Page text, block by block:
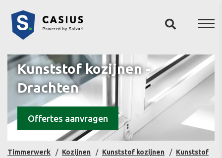
Kunststof kozijnen -
Drachten
Offertes aanvragen
Timmerwerk Kozijnen Kunststof kozijnen
Kunststof